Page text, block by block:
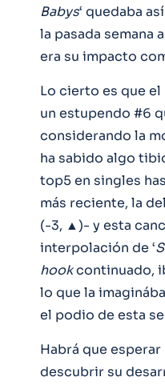
Babys‘ quedaba
la pasada semana
era su impacto
Lo cierto es que
un estupendo #6
considerando la
ha sabido algo
top5 en singles
más reciente, la
(-3, ▲)- y esta
interpolación de ‘
hookcontinuado,
lo que la
el podio de esta
Habrá que esperar
descubrir su